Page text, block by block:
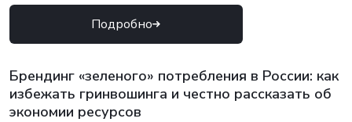
Подробно
Брендинг «зеленого» потребления в России: как
избежать гринвошинга и честно рассказать об
экономии ресурсов